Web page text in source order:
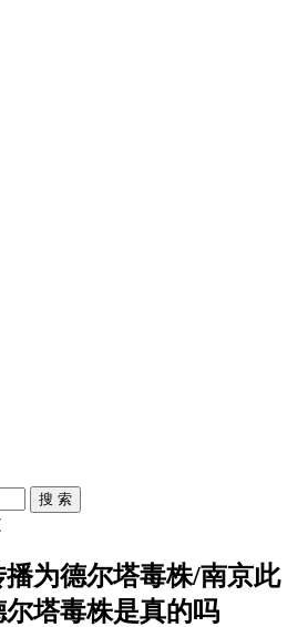
搜 索
为德尔塔毒株/南京此
塔毒株是真的吗